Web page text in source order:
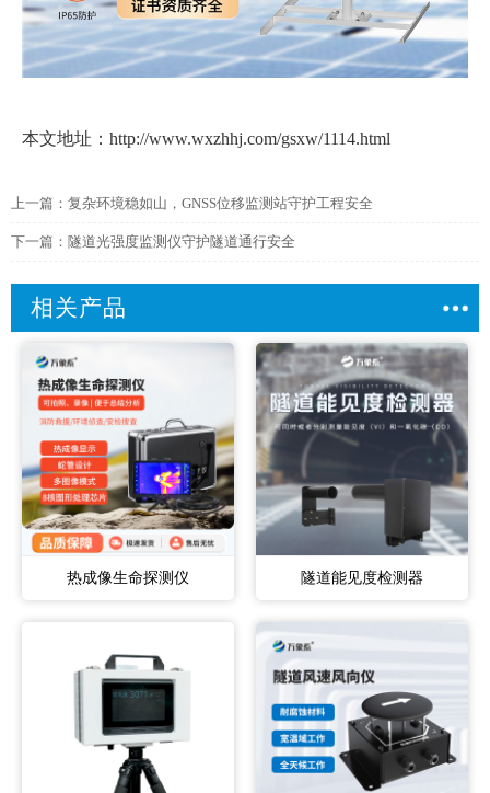
本文地址：http://www.wxzhhj.com/gsxw/1114.html
上一篇： 复杂环境稳如山，GNSS位移监测站守护工程安全
下一篇： 隧道光强度监测仪守护隧道通行安全
相关产品
热成像生命探测仪 隧道能见度检测器